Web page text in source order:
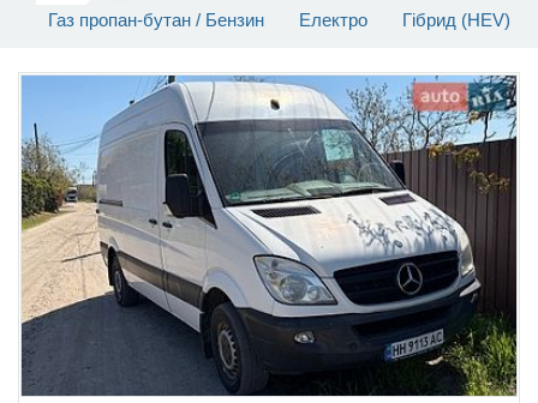
Газ пропан-бутан / Бензин
Електро Гібрид (HEV)